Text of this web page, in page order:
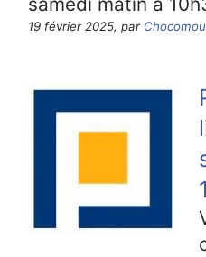
19 février 2025, par